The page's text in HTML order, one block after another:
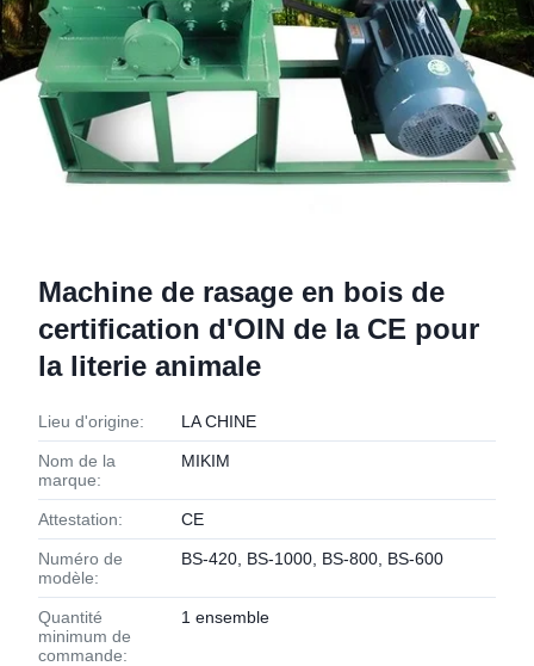
Machine de rasage en bois de
certification d'OIN de la CE pour
la literie animale
Lieu d'origine: LA CHINE
Nom de la
marque:
MIKIM
Attestation: CE
Numéro de
modèle:
BS-420, BS-1000, BS-800, BS-600
Quantité
minimum de
commande:
1 ensemble